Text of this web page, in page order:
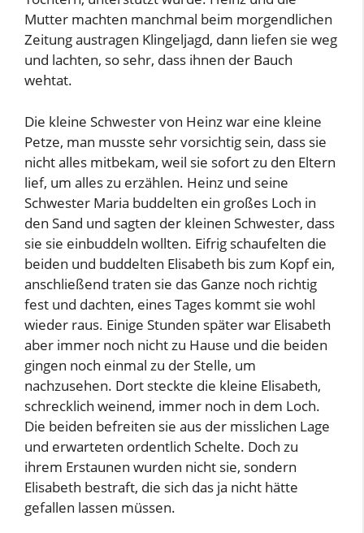
Mutter machten manchmal beim morgendlichen
Zeitung austragen Klingeljagd, dann liefen sie weg
und lachten, so sehr, dass ihnen der Bauch
wehtat.
Die kleine Schwester von Heinz war eine kleine
Petze, man musste sehr vorsichtig sein, dass sie
nicht alles mitbekam, weil sie sofort zu den Eltern
lief, um alles zu erzählen. Heinz und seine
Schwester Maria buddelten ein großes Loch in
den Sand und sagten der kleinen Schwester, dass
sie sie einbuddeln wollten. Eifrig schaufelten die
beiden und buddelten Elisabeth bis zum Kopf ein,
anschließend traten sie das Ganze noch richtig
fest und dachten, eines Tages kommt sie wohl
wieder raus. Einige Stunden später war Elisabeth
aber immer noch nicht zu Hause und die beiden
gingen noch einmal zu der Stelle, um
nachzusehen. Dort steckte die kleine Elisabeth,
schrecklich weinend, immer noch in dem Loch.
Die beiden befreiten sie aus der misslichen Lage
und erwarteten ordentlich Schelte. Doch zu
ihrem Erstaunen wurden nicht sie, sondern
Elisabeth bestraft, die sich das ja nicht hätte
gefallen lassen müssen.